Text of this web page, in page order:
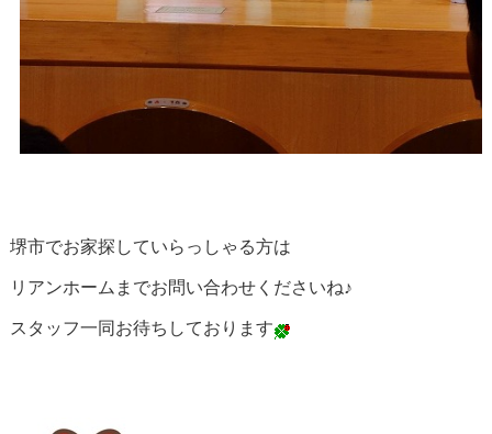
堺市でお家探していらっしゃる方は
リアンホームまでお問い合わせくださいね♪
スタッフ一同お待ちしております